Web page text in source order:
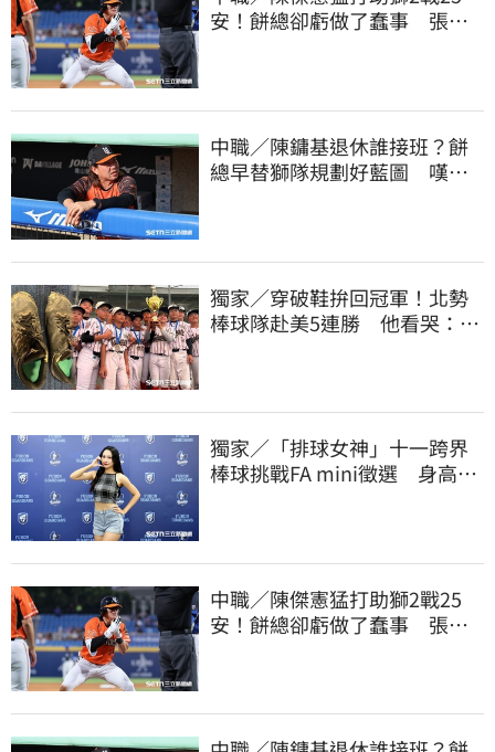
安！餅總卻虧做了蠢事 張翔
中職／陳鏞基退休誰接班？餅
總早替獅隊規劃好藍圖 嘆新
獨家／穿破鞋拚回冠軍！北勢
棒球隊赴美5連勝 他看哭：台
獨家／「排球女神」十一跨界
棒球挑戰FA mini徵選 身高
中職／陳傑憲猛打助獅2戰25
安！餅總卻虧做了蠢事 張翔